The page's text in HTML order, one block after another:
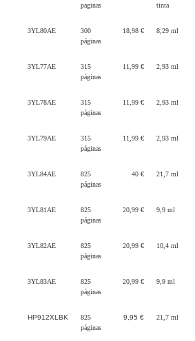
paginas
tinta
3YL80AE
300
páginas
18,98 € 8,29 ml
3YL77AE
315
páginas
11,99 € 2,93 ml
3YL78AE
315
páginas
11,99 € 2,93 ml
3YL79AE
315
páginas
11,99 € 2,93 ml
3YL84AE
825
páginas
40 € 21,7 ml
3YL81AE
825
páginas
20,99 € 9,9 ml
3YL82AE
825
páginas
20,99 € 10,4 ml
3YL83AE
825
páginas
20,99 € 9,9 ml
HP912XLBK
825
páginas
9,95 € 21,7 ml